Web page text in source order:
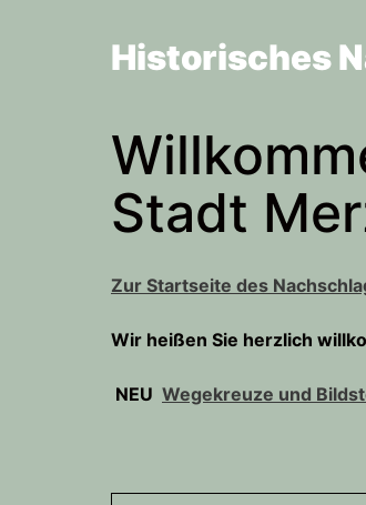
Historisches
Stadt
Zur Startseite des
Wir heißen Sie herzlich
NEU Wegekreuze und